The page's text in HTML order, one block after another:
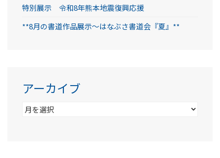
特別展示 令和8年熊本地震復興応援
**8月の書道作品展示～はなぶさ書道会『夏』**
アーカイブ
ア